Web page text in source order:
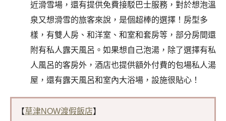
近滑雪場，還有提供免費接駁巴士服務，對於想泡溫
泉又想滑雪的旅客來說，是個超棒的選擇！房型多
樣，有雙人房、和洋室、和室和套房等，部分房間還
附有私人露天風呂。如果想自己泡湯，除了選擇有私
人風呂的客房外，酒店也提供額外付費的包場私人湯
屋，還有露天風呂和室內大浴場，設施很貼心！
【草津NOW渡假飯店】